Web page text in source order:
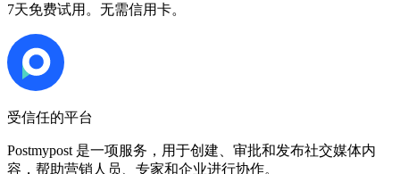
7天免费试用。无需信用卡。
受信任的平台
Postmypost 是一项服务，用于创建、审批和发布社交媒体内
容，帮助营销人员、专家和企业进行协作。